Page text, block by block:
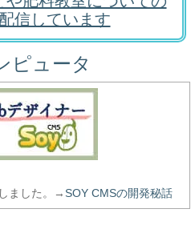
信しています
ピュータ
ました。→SOY CMSの開発秘話